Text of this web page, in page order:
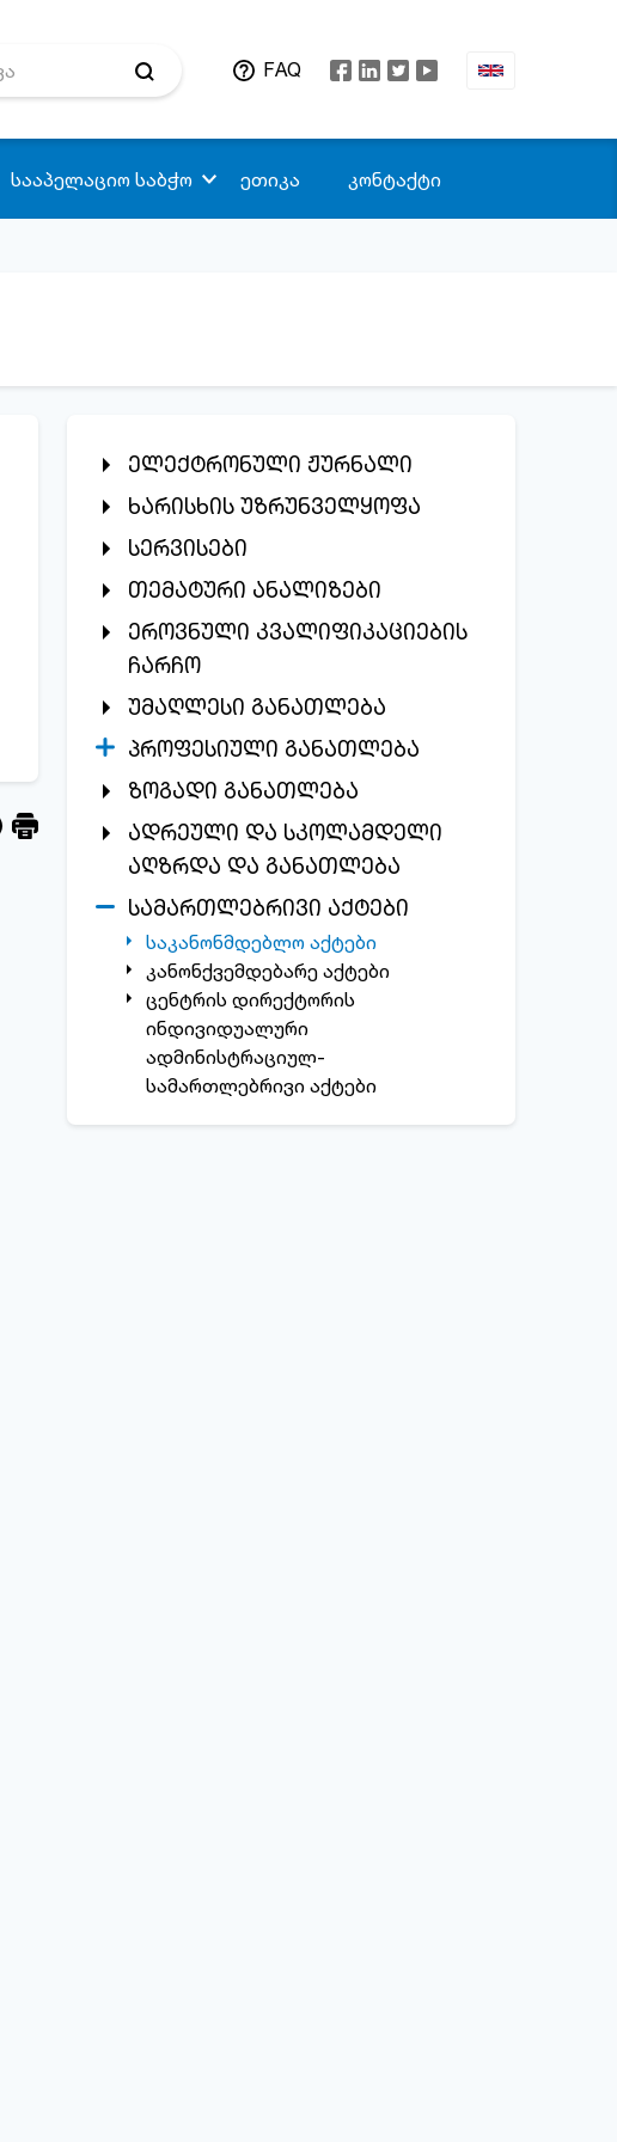
FAQ
სააპელაციო საბჭო ეთიკა კონტაქტი
ელექტრონული ჟურნალი
ხარისხის უზრუნველყოფა
სერვისები
თემატური ანალიზები
ეროვნული კვალიფიკაციების
ჩარჩო
უმაღლესი განათლება
პროფესიული განათლება
ზოგადი განათლება
ადრეული და სკოლამდელი
აღზრდა და განათლება
სამართლებრივი აქტები
საკანონმდებლო აქტები
კანონქვემდებარე აქტები
ცენტრის დირექტორის
ინდივიდუალური
ადმინისტრაციულ-
სამართლებრივი აქტები